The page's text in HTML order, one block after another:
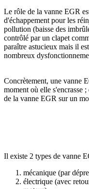
Le rôle de la vanne EGR
d'échappement pour les
pollution (baisse des
contrôlé par un clapet
paraître astucieux mais il
nombreux
Concrètement, une vanne
moment où elle s'encrasse
de la vanne EGR sur un
Il existe 2 types de vanne
mécanique (par
électrique (avec